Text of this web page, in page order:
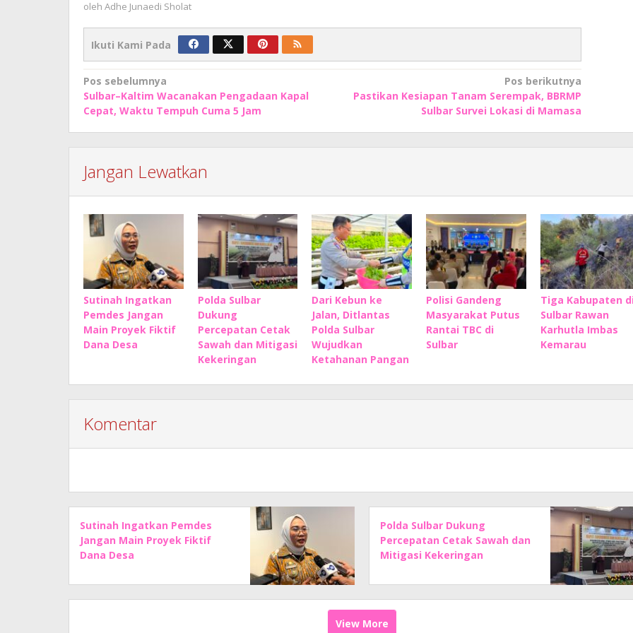
oleh Adhe Junaedi Sholat
Ikuti Kami Pada
Navigasi
pos
Pos sebelumnya
Sulbar–Kaltim Wacanakan Pengadaan Kapal
Cepat, Waktu Tempuh Cuma 5 Jam
Pos berikutnya
Pastikan Kesiapan Tanam Serempak, BBRMP
Sulbar Survei Lokasi di Mamasa
Jangan Lewatkan
Sutinah Ingatkan
Pemdes Jangan
Main Proyek Fiktif
Dana Desa
Polda Sulbar
Dukung
Percepatan Cetak
Sawah dan Mitigasi
Kekeringan
Dari Kebun ke
Jalan, Ditlantas
Polda Sulbar
Wujudkan
Ketahanan Pangan
Polisi Gandeng
Masyarakat Putus
Rantai TBC di
Sulbar
Tiga Kabupaten
Sulbar Rawan
Karhutla Imbas
Kemarau
Komentar
Sutinah Ingatkan Pemdes
Jangan Main Proyek Fiktif
Dana Desa
Polda Sulbar Dukung
Percepatan Cetak Sawah dan
Mitigasi Kekeringan
View More